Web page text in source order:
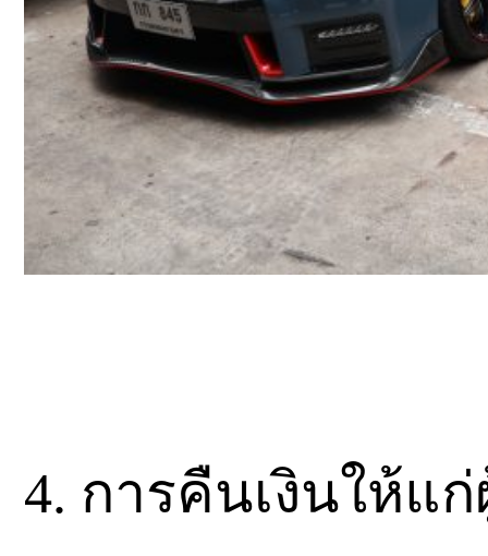
4. การคืนเงินให้แ